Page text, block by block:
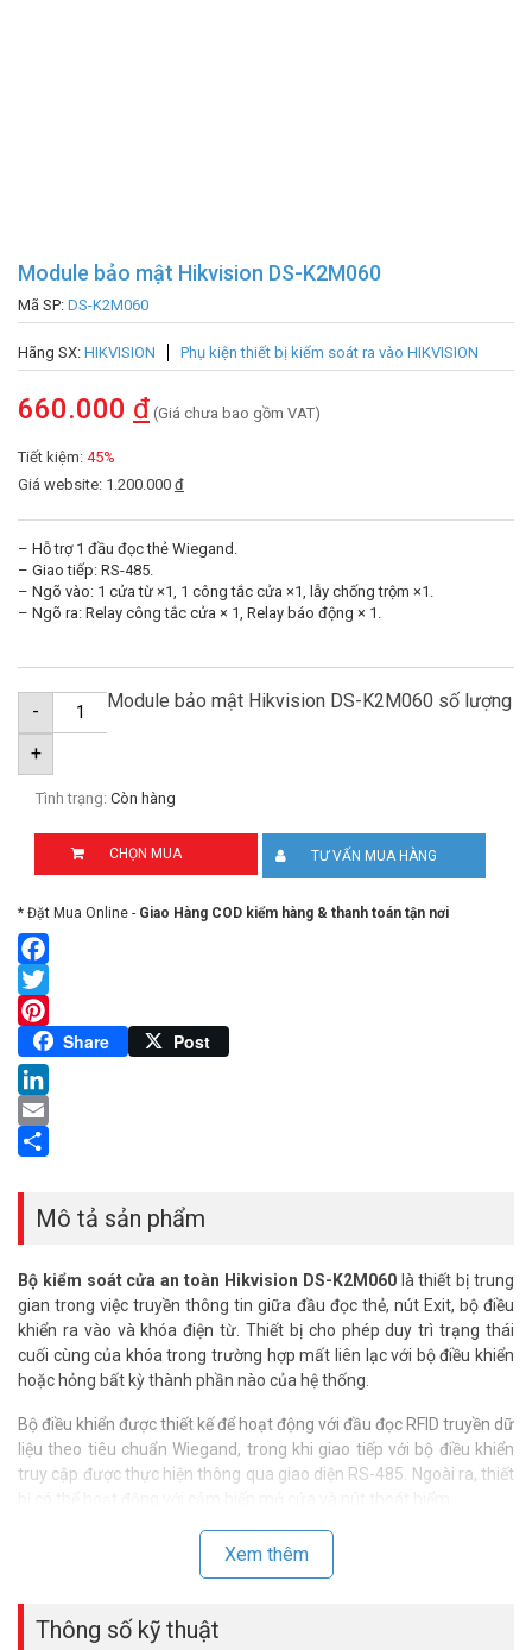
Module bảo mật Hikvision DS-K2M060
Mã SP: DS-K2M060
Hãng SX: HIKVISION Phụ kiện thiết bị kiểm soát ra vào HIKVISION
660.000 đ (Giá chưa bao gồm VAT)
Tiết kiệm: 45%
Giá website: 1.200.000 đ
– Hỗ trợ 1 đầu đọc thẻ Wiegand.
– Giao tiếp: RS-485.
– Ngõ vào: 1 cửa từ ×1, 1 công tắc cửa ×1, lẫy chống trộm ×1.
– Ngõ ra: Relay công tắc cửa × 1, Relay báo động × 1.
- Module bảo mật Hikvision DS-K2M060 số lượng
+
Tình trạng: Còn hàng
CHỌN MUA TƯ VẤN MUA HÀNG
* Đặt Mua Online - Giao Hàng COD kiểm hàng & thanh toán tận nơi
Facebook
Twitter
Pinterest
Share Post
LinkedIn
Email
Mô tả sản phẩm
Bộ kiểm soát cửa an toàn Hikvision DS-K2M060là thiết bị trung
gian trong việc truyền thông tin giữa đầu đọc thẻ, nút Exit, bộ điều
khiển ra vào và khóa điện từ. Thiết bị cho phép duy trì trạng thái
cuối cùng của khóa trong trường hợp mất liên lạc với bộ điều khiển
hoặc hỏng bất kỳ thành phần nào của hệ thống.
Bộ điều khiển được thiết kế để hoạt động với đầu đọc RFID truyền dữ
liệu theo tiêu chuẩn Wiegand, trong khi giao tiếp với bộ điều khiển
truy cập được thực hiện thông qua giao diện RS-485. Ngoài ra, thiết
Thông số kỹ thuật Module bảo mật
Hikvision DS-K2M060
– Hỗ trợ 1 đầu đọc thẻ Wiegand.
– Giao tiếp: RS-485.
Xem thêm
Thông số kỹ thuật